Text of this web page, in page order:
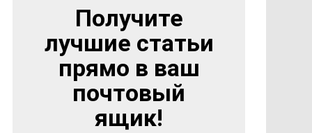
NEWSLETTER
Получите
лучшие статьи
прямо в ваш
почтовый
ящик!